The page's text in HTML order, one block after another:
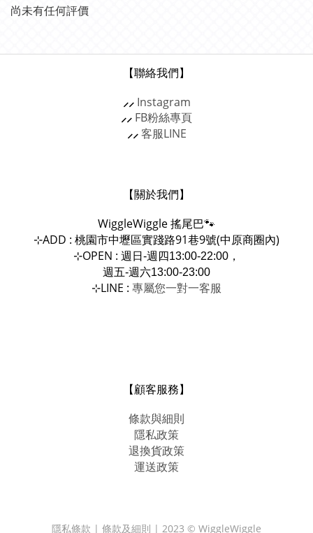
尚未有任何評價
【聯絡我們】
⸝⸝ Instagram
⸝⸝ FB粉絲專頁
⸝⸝客服LINE
【關於我們】
WiggleWiggle搖尾巴🐾
⊹ADD : 桃園市中壢區實踐路91巷9號(中原商圈內)
⊹OPEN : 週日-週四13:00-22:00，
週五-週六13:00-23:00
⊹LINE : 專屬您一對一客服
【顧客服務】
條款與細則
隱私政策
退換貨政策
運送政策
隱私條款 | 條款及細則 | 2023 © WiggleWiggle